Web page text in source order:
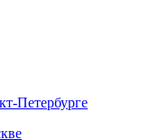
Петербурге